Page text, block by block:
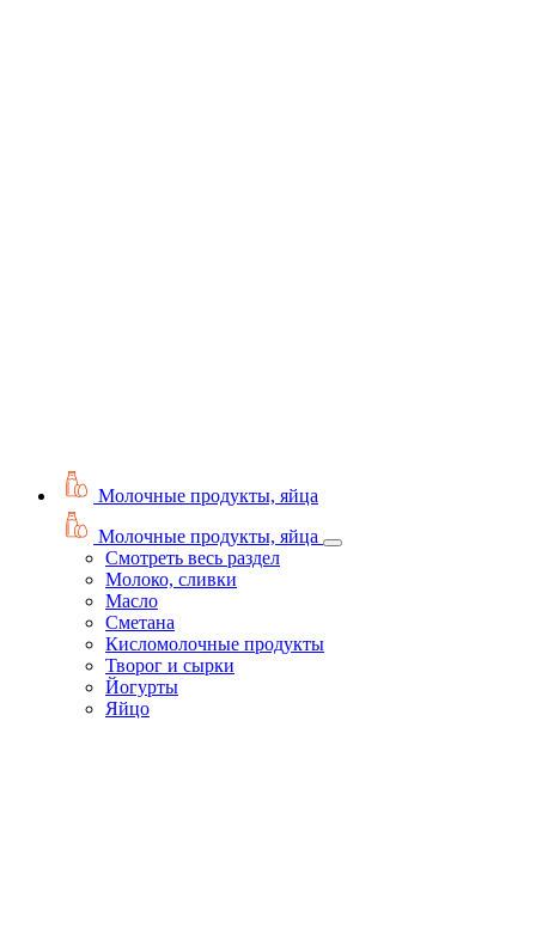
Молочные продукты, яйца
Молочные продукты, яйца
Смотреть весь раздел
Молоко, сливки
Масло
Сметана
Кисломолочные продукты
Творог и сырки
Йогурты
Яйцо